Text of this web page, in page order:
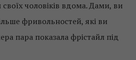
чоловіків вдома. Дами, ви
фривольностей, які ви
пара показала фрістайл під